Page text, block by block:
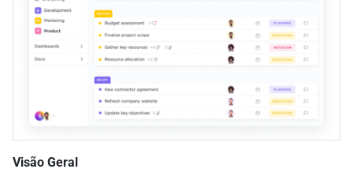
Visão Geral